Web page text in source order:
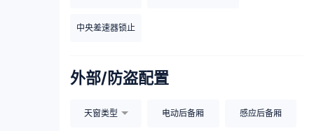
中央差速器锁止
外部/防盗配置
天窗类型 电动后备厢 感应后备厢